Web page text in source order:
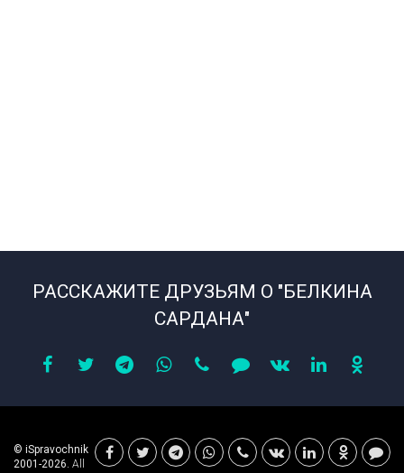
РАССКАЖИТЕ ДРУЗЬЯМ О "БЕЛКИНА
САРДАНА"
© iSpravochnik
2001-2026. All